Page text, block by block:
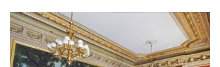
Ocean
Viking
:
le